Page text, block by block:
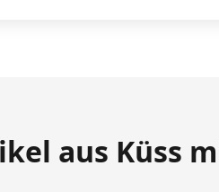
aus Küss